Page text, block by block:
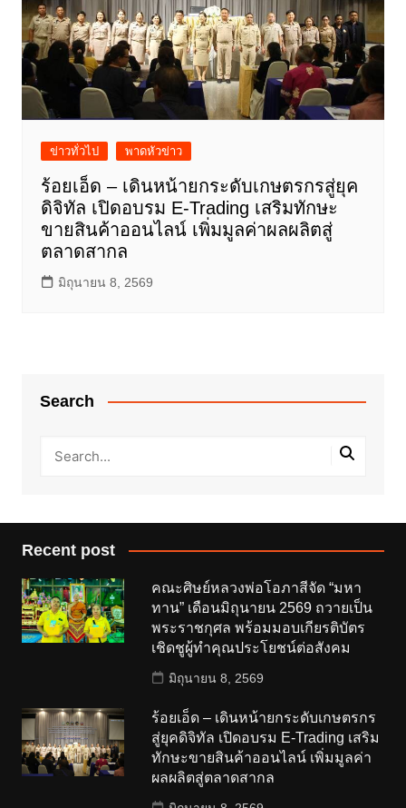
ข่าวทั่วไป พาดหัวข่าว
ร้อยเอ็ด – เดินหน้ายกระดับเกษตรกรสู่ยุค
ดิจิทัล เปิดอบรม E-Trading เสริมทักษะ
ขายสินค้าออนไลน์ เพิ่มมูลค่าผลผลิตสู่
ตลาดสากล
มิถุนายน 8, 2569
Search
Recent post
คณะศิษย์หลวงพ่อโอภาสีจัด “มหา
ทาน” เดือนมิถุนายน 2569 ถวายเป็น
พระราชกุศล พร้อมมอบเกียรติบัตร
เชิดชูผู้ทำคุณประโยชน์ต่อสังคม
มิถุนายน 8, 2569
ร้อยเอ็ด – เดินหน้ายกระดับเกษตรกร
สู่ยุคดิจิทัล เปิดอบรม E-Trading เสริม
ทักษะขายสินค้าออนไลน์ เพิ่มมูลค่า
ผลผลิตสู่ตลาดสากล